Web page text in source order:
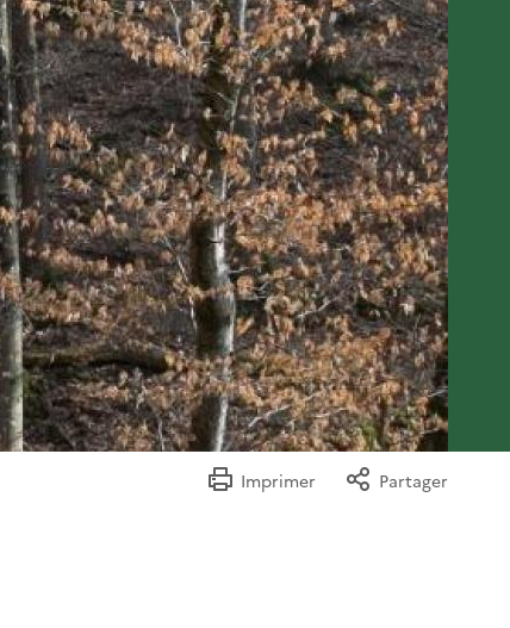
Imprimer Partager